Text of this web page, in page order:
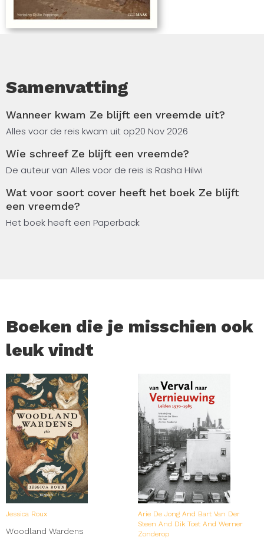
Samenvatting
Wanneer kwam Ze blijft een vreemde uit?
Alles voor de reis kwam uit op20 Nov 2026
Wie schreef Ze blijft een vreemde?
De auteur van Alles voor de reis is Rasha Hilwi
Wat voor soort cover heeft het boek Ze blijft
een vreemde?
Het boek heeft een Paperback
Boeken die je misschien ook
leuk vindt
Jessica Roux
Woodland Wardens
Arie De Jong And Bart Van Der
Steen And Dik Toet And Werner
Zonderop